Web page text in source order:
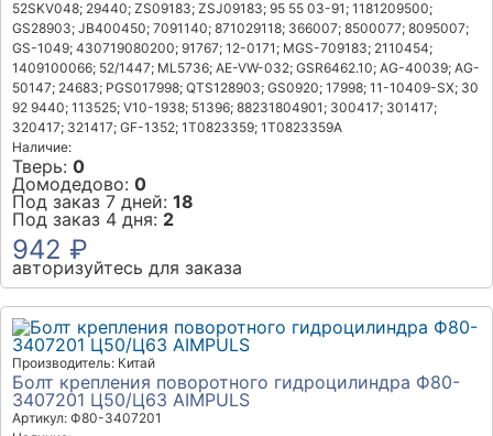
52SKV048; 29440; ZS09183; ZSJ09183; 95 55 03-91; 1181209500;
GS28903; JB400450; 7091140; 871029118; 366007; 8500077; 8095007;
GS-1049; 430719080200; 91767; 12-0171; MGS-709183; 2110454;
1409100066; 52/1447; ML5736; AE-VW-032; GSR6462.10; AG-40039; AG-
50147; 24683; PGS017998; QTS128903; GS0920; 17998; 11-10409-SX; 30
92 9440; 113525; V10-1938; 51396; 88231804901; 300417; 301417;
320417; 321417; GF-1352; 1T0823359; 1T0823359A
Наличие:
Тверь: 0
Домодедово: 0
Под заказ 7 дней: 18
Под заказ 4 дня: 2
942 ₽
авторизуйтесь для заказа
Производитель: Китай
Болт крепления поворотного гидроцилиндра Ф80-
3407201 Ц50/Ц63 AIMPULS
Артикул: Ф80-3407201